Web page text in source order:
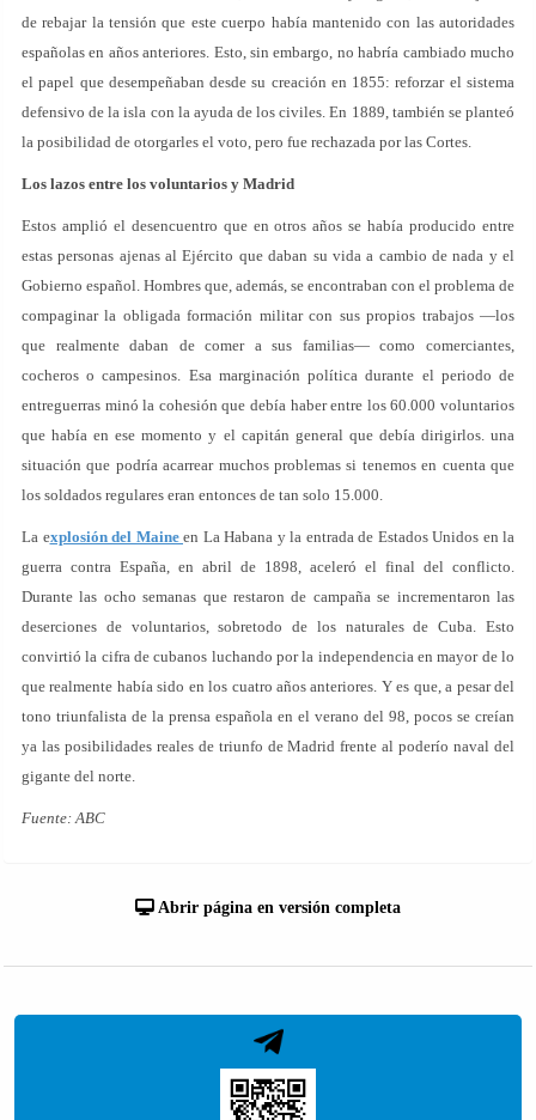
de rebajar la tensión que este cuerpo había mantenido con las autoridades
españolas en años anteriores. Esto, sin embargo, no habría cambiado mucho
el papel que desempeñaban desde su creación en 1855: reforzar el sistema
defensivo de la isla con la ayuda de los civiles. En 1889, también se planteó
la posibilidad de otorgarles el voto, pero fue rechazada por las Cortes.
Los lazos entre los voluntarios y Madrid
Estos amplió el desencuentro que en otros años se había producido entre
estas personas ajenas al Ejército que daban su vida a cambio de nada y el
Gobierno español. Hombres que, además, se encontraban con el problema de
compaginar la obligada formación militar con sus propios trabajos —los
que realmente daban de comer a sus familias— como comerciantes,
cocheros o campesinos. Esa marginación política durante el periodo de
entreguerras minó la cohesión que debía haber entre los 60.000 voluntarios
que había en ese momento y el capitán general que debía dirigirlos. una
situación que podría acarrear muchos problemas si tenemos en cuenta que
los soldados regulares eran entonces de tan solo 15.000.
La explosión del Maine en La Habana y la entrada de Estados Unidos en la
guerra contra España, en abril de 1898, aceleró el final del conflicto.
Durante las ocho semanas que restaron de campaña se incrementaron las
deserciones de voluntarios, sobretodo de los naturales de Cuba. Esto
convirtió la cifra de cubanos luchando por la independencia en mayor de lo
que realmente había sido en los cuatro años anteriores. Y es que, a pesar del
tono triunfalista de la prensa española en el verano del 98, pocos se creían
ya las posibilidades reales de triunfo de Madrid frente al poderío naval del
gigante del norte.
Fuente: ABC
Abrir página en versión completa